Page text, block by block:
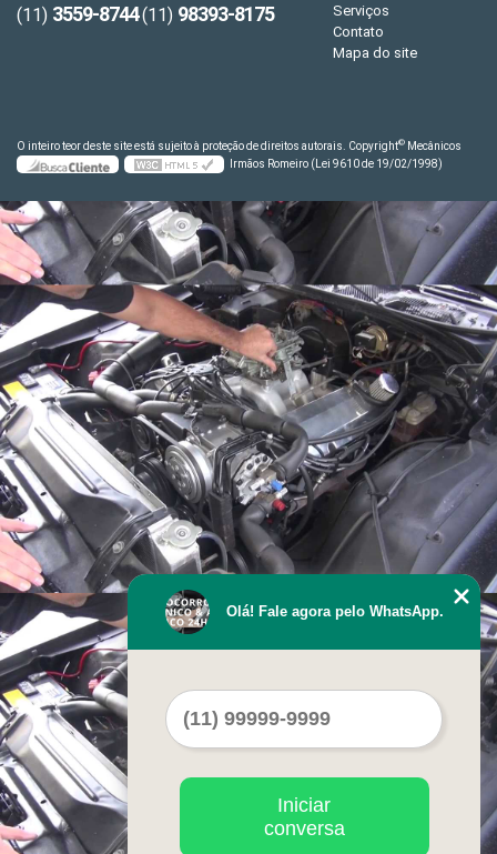
(11) 3559-8744(11) 98393-8175
Serviços
Contato
Mapa do site
O inteiro teor deste site está sujeito à proteção de direitos autorais. Copyright© Mecânicos
Irmãos Romeiro (Lei 9610 de 19/02/1998)
Olá! Fale agora pelo WhatsApp.
Iniciar
conversa